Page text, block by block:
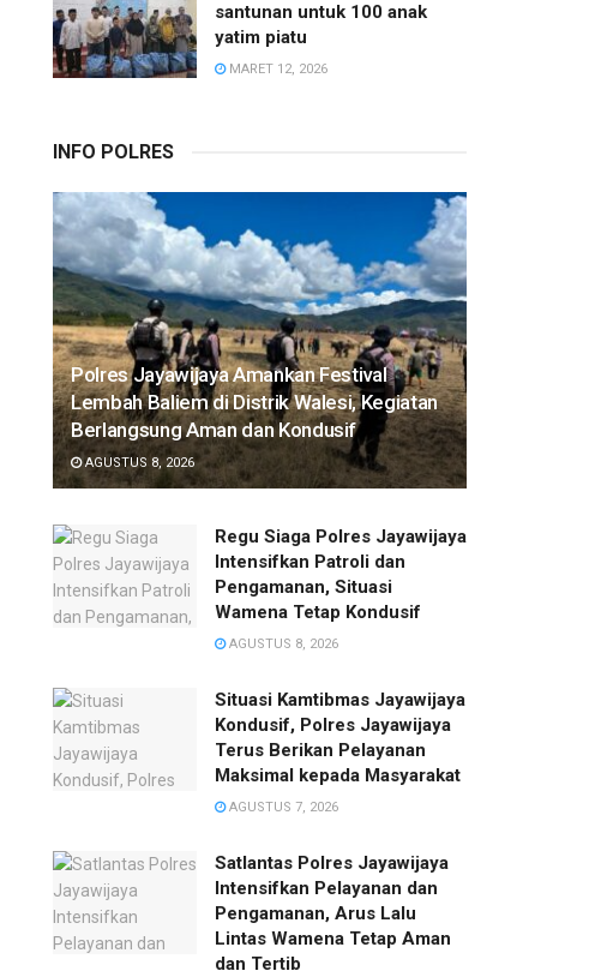
santunan untuk 100 anak
yatim piatu
MARET 12, 2026
INFO POLRES
Polres Jayawijaya Amankan Festival
Lembah Baliem di Distrik Walesi, Kegiatan
Berlangsung Aman dan Kondusif
AGUSTUS 8, 2026
Regu Siaga Polres Jayawijaya
Intensifkan Patroli dan
Pengamanan, Situasi
Wamena Tetap Kondusif
AGUSTUS 8, 2026
Situasi Kamtibmas Jayawijaya
Kondusif, Polres Jayawijaya
Terus Berikan Pelayanan
Maksimal kepada Masyarakat
AGUSTUS 7, 2026
Satlantas Polres Jayawijaya
Intensifkan Pelayanan dan
Pengamanan, Arus Lalu
Lintas Wamena Tetap Aman
dan Tertib